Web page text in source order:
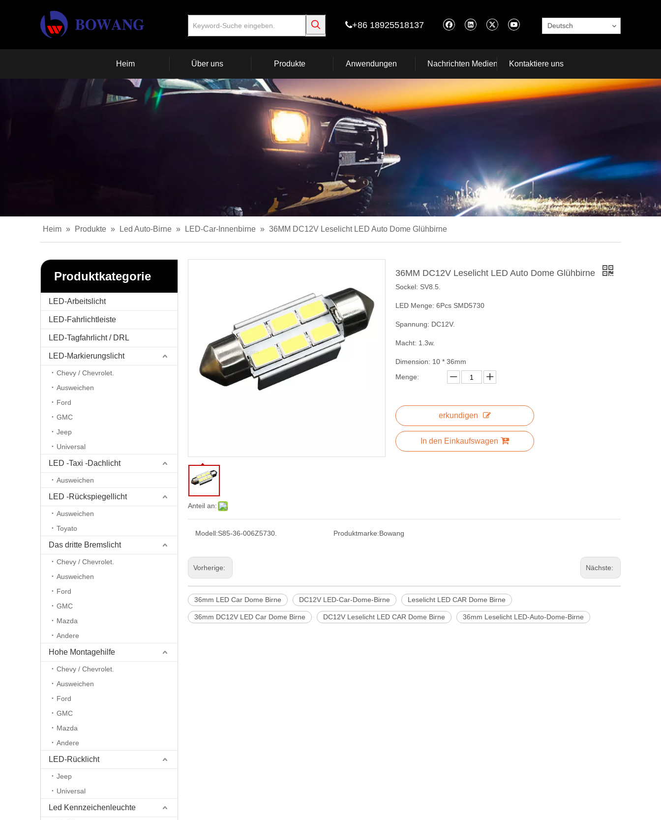
+86 18925518137 Deutsch
Heim Über uns Produkte Anwendungen Nachrichten Medien Kontaktiere uns
Heim » Produkte » Led Auto-Birne » LED-Car-Innenbirne » 36MM DC12V Leselicht LED Auto Dome Glühbirne
Produktkategorie
LED-Arbeitslicht
LED-Fahrlichtleiste
LED-Tagfahrlicht / DRL
LED-Markierungslicht
Chevy / Chevrolet.
Ausweichen
Ford
GMC
Jeep
Universal
LED -Taxi -Dachlicht
Ausweichen
LED -Rückspiegellicht
Ausweichen
Toyato
Das dritte Bremslicht
Chevy / Chevrolet.
Ausweichen
Ford
GMC
Mazda
Andere
Hohe Montagehilfe
Chevy / Chevrolet.
Ausweichen
Ford
GMC
Mazda
Andere
LED-Rücklicht
Jeep
Universal
Led Kennzeichenleuchte
Anteil an:
36MM DC12V Leselicht LED Auto Dome Glühbirne
Sockel: SV8.5.
LED Menge: 6Pcs SMD5730
Spannung: DC12V.
Macht: 1.3w.
Dimension: 10 * 36mm
Menge:
erkundigen
In den Einkaufswagen
Modell:S85-36-006Z5730. Produktmarke:Bowang
Vorherige: Nächste:
36mm LED Car Dome Birne DC12V LED-Car-Dome-Birne Leselicht LED CAR Dome Birne
36mm DC12V LED Car Dome Birne DC12V Leselicht LED CAR Dome Birne 36mm Leselicht LED-Auto-Dome-Birne